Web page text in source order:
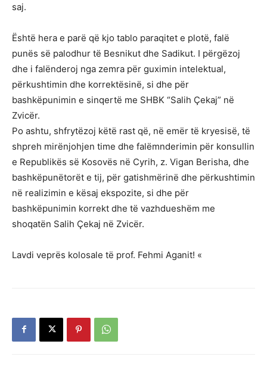
saj.
Është hera e parë që kjo tablo paraqitet e plotë, falë
punës së palodhur të Besnikut dhe Sadikut. I përgëzoj
dhe i falënderoj nga zemra për guximin intelektual,
përkushtimin dhe korrektësinë, si dhe për
bashkëpunimin e sinqertë me SHBK “Salih Çekaj” në
Zvicër.
Po ashtu, shfrytëzoj këtë rast që, në emër të kryesisë, të
shpreh mirënjohjen time dhe falëmnderimin për konsullin
e Republikës së Kosovës në Cyrih, z. Vigan Berisha, dhe
bashkëpunëtorët e tij, për gatishmërinë dhe përkushtimin
në realizimin e kësaj ekspozite, si dhe për
bashkëpunimin korrekt dhe të vazhdueshëm me
shoqatën Salih Çekaj në Zvicër.
Lavdi veprës kolosale të prof. Fehmi Aganit! «